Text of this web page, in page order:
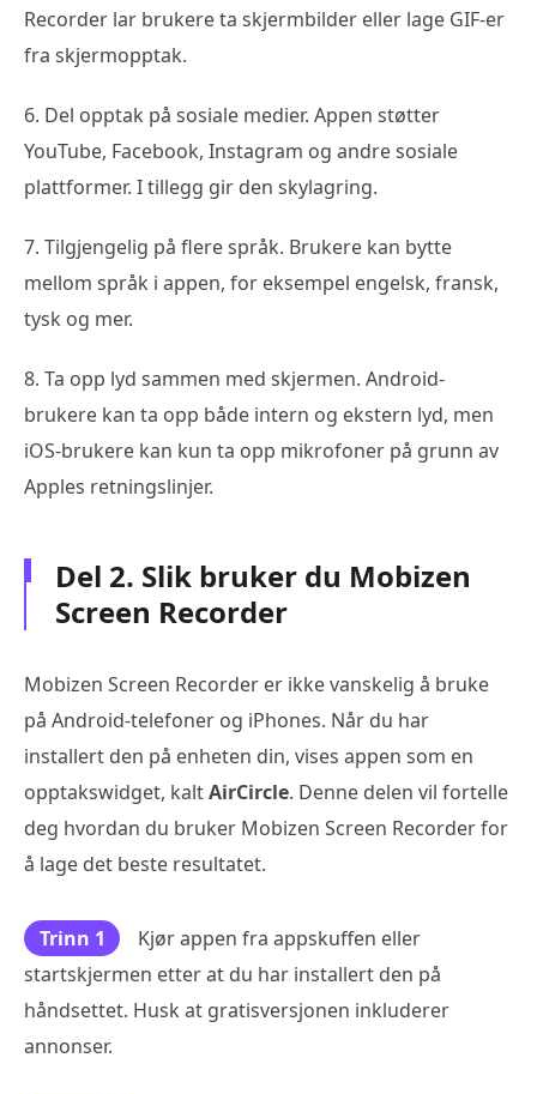
Recorder lar brukere ta skjermbilder eller lage GIF-er
fra skjermopptak.
6. Del opptak på sosiale medier. Appen støtter
YouTube, Facebook, Instagram og andre sosiale
plattformer. I tillegg gir den skylagring.
7. Tilgjengelig på flere språk. Brukere kan bytte
mellom språk i appen, for eksempel engelsk, fransk,
tysk og mer.
8. Ta opp lyd sammen med skjermen. Android-
brukere kan ta opp både intern og ekstern lyd, men
iOS-brukere kan kun ta opp mikrofoner på grunn av
Apples retningslinjer.
Del 2. Slik bruker du Mobizen
Screen Recorder
Mobizen Screen Recorder er ikke vanskelig å bruke
på Android-telefoner og iPhones. Når du har
installert den på enheten din, vises appen som en
opptakswidget, kaltAirCircle. Denne delen vil fortelle
deg hvordan du bruker Mobizen Screen Recorder for
å lage det beste resultatet.
Trinn 1
Kjør appen fra appskuffen eller
startskjermen etter at du har installert den på
håndsettet. Husk at gratisversjonen inkluderer
annonser.